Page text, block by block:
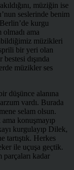
müziğin ise
seslerinde benim
kurgu
olmadı ama
müzikleri
bir yeri olan
dışında
müzikler ses
düşünce alanına
vardı. Burada
selam olsun.
konuşmayıp
kurgulayıp Dilek,
tartıştık. Herkes
ile uçuşa geçtik.
parçaları kadar